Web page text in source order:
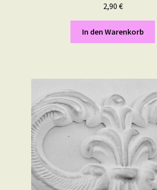
2,90 €
In den Warenkorb